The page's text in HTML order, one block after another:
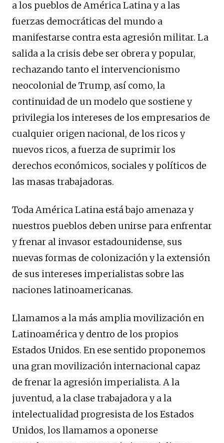
a los pueblos de América Latina y a las
fuerzas democráticas del mundo a
manifestarse contra esta agresión militar. La
salida a la crisis debe ser obrera y popular,
rechazando tanto el intervencionismo
neocolonial de Trump, así como, la
continuidad de un modelo que sostiene y
privilegia los intereses de los empresarios de
cualquier origen nacional, de los ricos y
nuevos ricos, a fuerza de suprimir los
derechos económicos, sociales y políticos de
las masas trabajadoras.
Toda América Latina está bajo amenaza y
nuestros pueblos deben unirse para enfrentar
y frenar al invasor estadounidense, sus
nuevas formas de colonización y la extensión
de sus intereses imperialistas sobre las
naciones latinoamericanas.
Llamamos a la más amplia movilización en
Latinoamérica y dentro de los propios
Estados Unidos. En ese sentido proponemos
una gran movilización internacional capaz
de frenar la agresión imperialista. A la
juventud, a la clase trabajadora y a la
intelectualidad progresista de los Estados
Unidos, los llamamos a oponerse